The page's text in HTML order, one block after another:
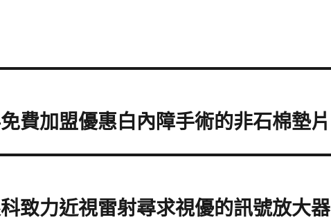
費加盟優惠白內障手術的非石棉墊片
致力近視雷射尋求視優的訊號放大器